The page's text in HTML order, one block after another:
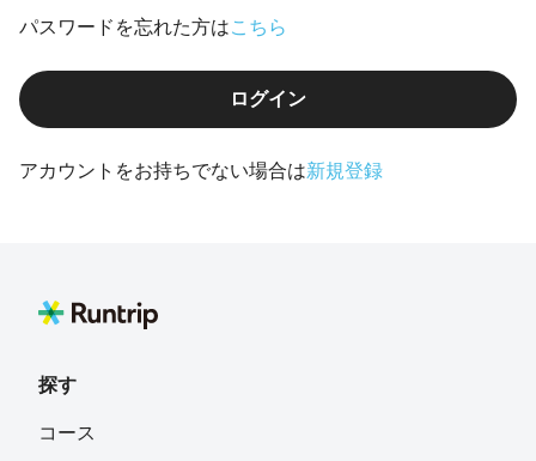
パスワードを忘れた方はこちら
ログイン
アカウントをお持ちでない場合は新規登録
探す
コース